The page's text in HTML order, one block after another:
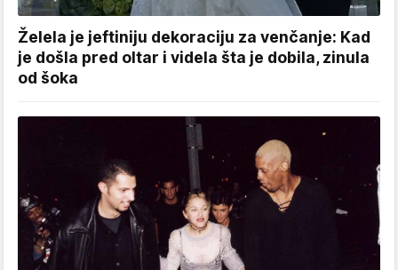
Želela je jeftiniju dekoraciju za venčanje: Kad
je došla pred oltar i videla šta je dobila, zinula
od šoka